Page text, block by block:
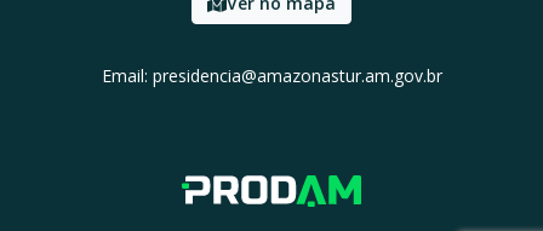
Email: presidencia@amazonastur.am.gov.br